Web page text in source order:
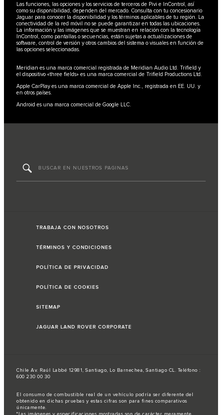
Las funciones, las opciones y los servicios de terceros de Pivi e InControl, así
como su disponibilidad, dependen del mercado. Consulta con tu concesionario
Jaguar para conocer la disponibilidad y los términos aplicables de tu región. La
conectividad de la red móvil no se puede garantizar en todas las ubicaciones.
La información y las imágenes que se muestran en relación con la tecnología
InControl, como pantallas o secuencias, están sujetas a actualizaciones de
software, control de versión y otros cambios del sistema o visuales en función de
las opciones seleccionadas.
Meridian es una marca comercial registrada de Meridian Audio Ltd. Trifield y
el dispositivo «three fields» es una marca comercial de Trifield Productions Ltd.
Apple CarPlay es una marca comercial de Apple Inc., registrada en EE. UU. y
en otros países.
Android es una marca comercial de Google LLC.
TRABAJA CON NOSOTROS
TÉRMINOS Y CONDICIONES
POLÍTICA DE PRIVACIDAD
POLÍTICA DE COOKIES
SITEMAP
JAGUAR LAND ROVER CORPORATE
Chile Av. Raúl Labbé 12981, Santiago, Lo Barnechea, Santiago CL. Teléfono :
600 230 00 30
El consumo de combustible real de un vehículo podría ser diferente del
obtenido en dichas pruebas y estas cifras son para fines comparativos
únicamente.
*Las imágenes y especificaciones mostradas son de carácter meramente